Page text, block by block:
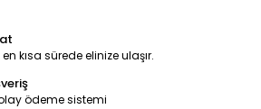
kısa sürede elinize ulaşır.
ödeme sistemi